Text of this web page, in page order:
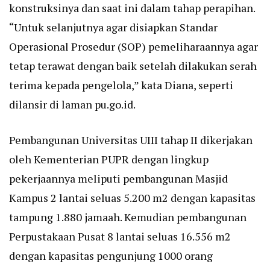
konstruksinya dan saat ini dalam tahap perapihan.
“Untuk selanjutnya agar disiapkan Standar
Operasional Prosedur (SOP) pemeliharaannya agar
tetap terawat dengan baik setelah dilakukan serah
terima kepada pengelola,” kata Diana, seperti
dilansir di laman pu.go.id.
Pembangunan Universitas UIII tahap II dikerjakan
oleh Kementerian PUPR dengan lingkup
pekerjaannya meliputi pembangunan Masjid
Kampus 2 lantai seluas 5.200 m2 dengan kapasitas
tampung 1.880 jamaah. Kemudian pembangunan
Perpustakaan Pusat 8 lantai seluas 16.556 m2
dengan kapasitas pengunjung 1000 orang